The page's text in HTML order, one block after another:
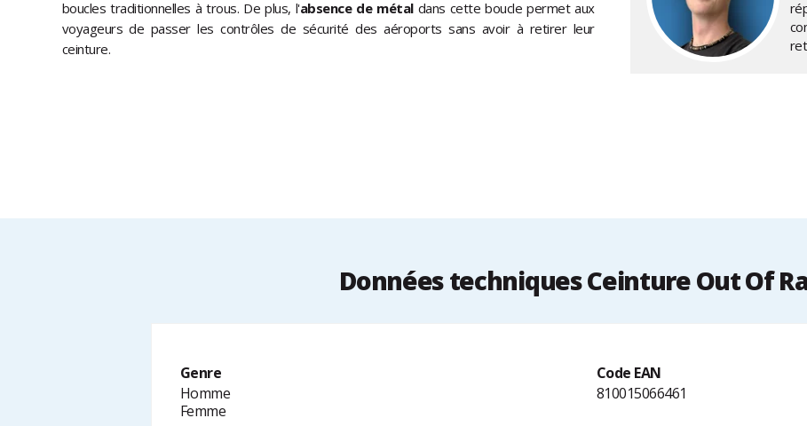
boucles traditionnelles à trous. De plus, l'absence de métal dans cette boucle permet aux
voyageurs de passer les contrôles de sécurité des aéroports sans avoir à retirer leur
ceinture.
Données techniques Ceinture Out Of
Genre
Homme
Femme
Code EAN
810015066461